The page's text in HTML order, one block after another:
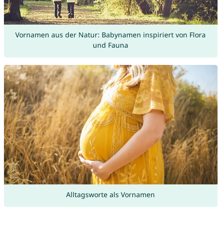
Vornamen aus der Natur: Babynamen inspiriert von Flora
und Fauna
Alltagsworte als Vornamen